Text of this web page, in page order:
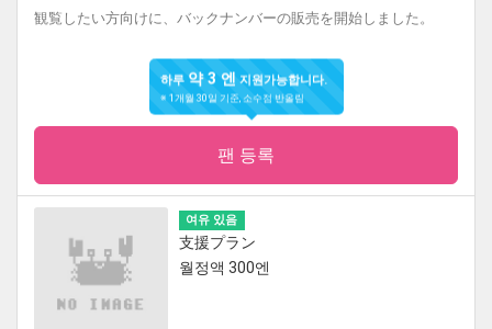
観覧したい方向けに、バックナンバーの販売を開始しました。
하루약 3 엔지원가능합니다.
※ 1개월 30일 기준, 소수점 반올림
팬 등록
여유 있음
支援プラン
월정액 300엔